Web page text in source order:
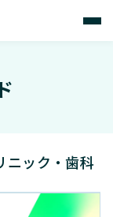
ニック・歯科